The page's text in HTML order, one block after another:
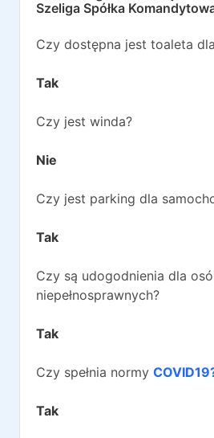
Szeliga Spółka
Czy dostępna jest toaleta
Tak
Czy jest winda?
Nie
Czy jest parking dla
Tak
Czy są udogodnienia dla
niepełnosprawnych?
Tak
Czy spełnia normy
Tak